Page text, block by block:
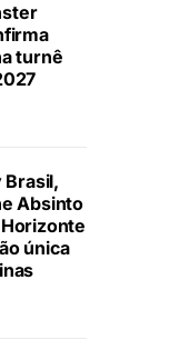
turnê
Brasil,
Absinto
única